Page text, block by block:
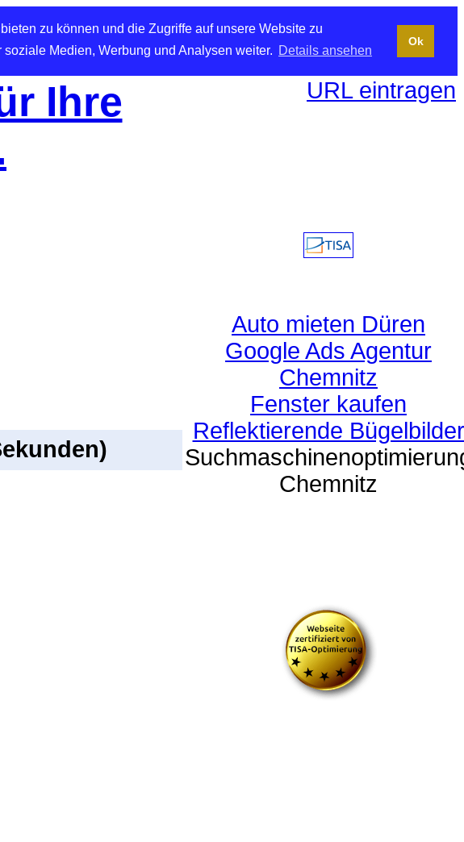
zu können und die Zugriffe auf unsere Website zu
Medien, Werbung und Analysen weiter. Details ansehen
Ok
Ihre
URL eintragen
Auto mieten Düren
Google Ads Agentur
Chemnitz
Fenster kaufen
Reflektierende Bügelbilder
Chemnitz